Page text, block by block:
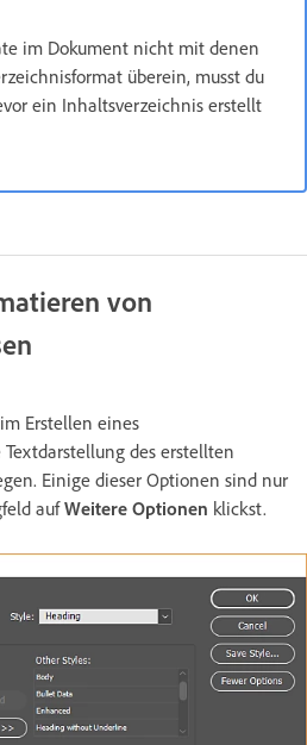
im Dokument nicht mit denen
überein, musst du
ein Inhaltsverzeichnis erstellt
von
Erstellen eines
des erstellten
Einige dieser Optionen sind nur
aufWeitere Optionen klickst.